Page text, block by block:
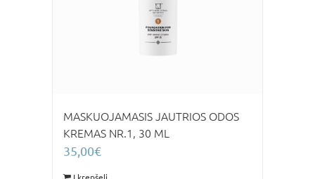
MASKUOJAMASIS JAUTRIOS ODOS
KREMAS NR.1, 30 ML
35,00€